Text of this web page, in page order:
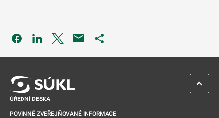
Odkaz se otevře na nové kartě
Odkaz se otevře na nové kartě
Odkaz se otevře na nové kartě
ÚŘEDNÍ DESKA
POVINNĚ ZVEŘEJŇOVANÉ INFORMACE
ZPĚT